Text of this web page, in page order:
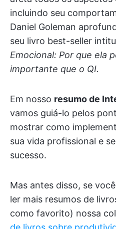
incluindo seu
Daniel Goleman
seu livro best-seller
Emocional: Por que ela
importante que o QI.
Em nosso resumo de
vamos guiá-lo pelos
mostrar como
sua vida profissional e
sucesso.
Mas antes disso, se
ler mais resumos de
como favorito) nossa